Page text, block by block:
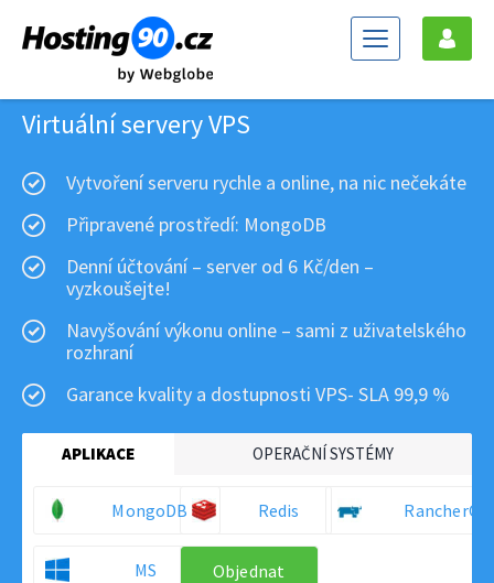
Virtuální servery VPS
Vytvoření serveru rychle a online, na nic nečekáte
Připravené prostředí: MongoDB
Denní účtování – server od 6 Kč/den –
vyzkoušejte!
Navyšování výkonu online – sami z uživatelského
rozhraní
Garance kvality a dostupnosti VPS- SLA 99,9 %
APLIKACE OPERAČNÍ SYSTÉMY
MongoDB Redis RancherOS
MS Objednat